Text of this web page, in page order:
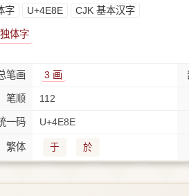
字 U+4E8E CJK 基本汉字
独体字
笔画 3 画
笔顺 112
一码 U+4E8E
繁体 于 於